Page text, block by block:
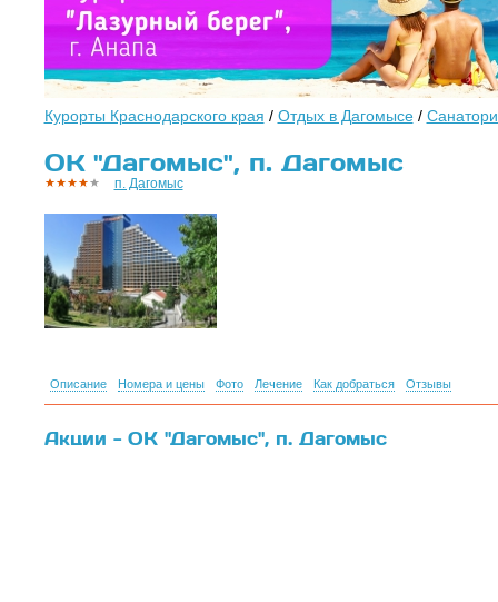
Курорты Краснодарского края / Отдых в Дагомысе/
ОК "Дагомыс", п. Дагомыс
п. Дагомыс
Описание Номера и цены Фото Лечение Как добраться Отзывы
Акции - ОК "Дагомыс", п. Дагомыс